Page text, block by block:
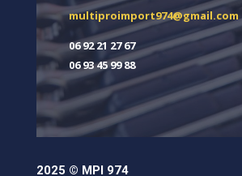
multiproimport974@gmail.com
06 92 21 27 67
06 93 45 99 88
2025 © MPI 974